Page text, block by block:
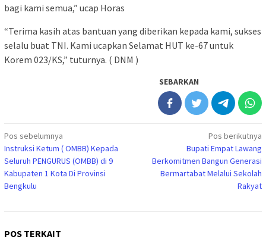
bagi kami semua,” ucap Horas
“Terima kasih atas bantuan yang diberikan kepada kami, sukses
selalu buat TNI. Kami ucapkan Selamat HUT ke-67 untuk
Korem 023/KS,” tuturnya. ( DNM )
SEBARKAN
Navigasi
pos
Pos sebelumnya
Instruksi Ketum ( OMBB) Kepada
Seluruh PENGURUS (OMBB) di 9
Kabupaten 1 Kota Di Provinsi
Bengkulu
Pos berikutnya
Bupati Empat Lawang
Berkomitmen Bangun Generasi
Bermartabat Melalui Sekolah
Rakyat
POS TERKAIT